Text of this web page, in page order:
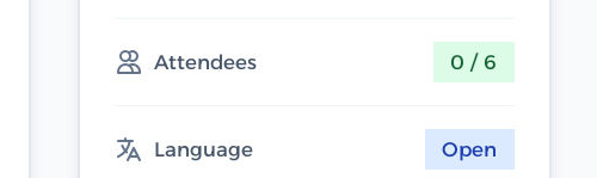
Attendees 0 / 6
Language Open